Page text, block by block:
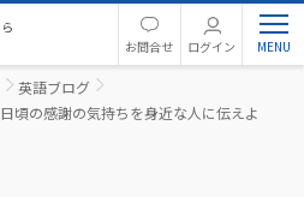
お問合せ ログイン
英語ブログ
頃の感謝の気持ちを身近な人に伝えよ